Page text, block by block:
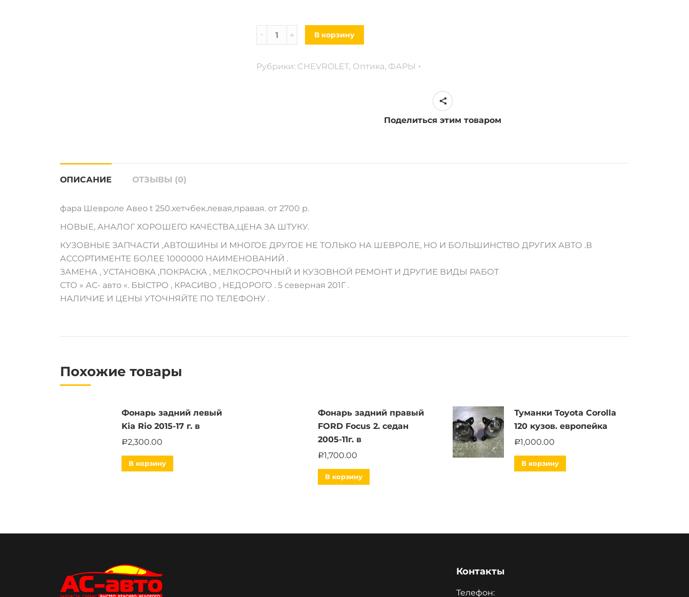
Фара
Chevrolet
t
В корзину
Рубрики: CHEVROLET, Оптика, ФАРЫ
Поделиться этим товаром
ОПИСАНИЕ ОТЗЫВЫ (0)
фара Шевроле Авео t 250.хетчбек.левая,правая. от 2700 р.
НОВЫЕ, АНАЛОГ ХОРОШЕГО КАЧЕСТВА,ЦЕНА ЗА ШТУКУ.
КУЗОВНЫЕ ЗАПЧАСТИ ,АВТОШИНЫ И МНОГОЕ ДРУГОЕ НЕ ТОЛЬКО НА ШЕВРОЛЕ, НО И БОЛЬШИНСТВО ДРУГИХ АВТО .В
АССОРТИМЕНТЕ БОЛЕЕ 1000000 НАИМЕНОВАНИЙ .
ЗАМЕНА , УСТАНОВКА ,ПОКРАСКА , МЕЛКОСРОЧНЫЙ И КУЗОВНОЙ РЕМОНТ И ДРУГИЕ ВИДЫ РАБОТ
СТО » АС- авто «. БЫСТРО , КРАСИВО , НЕДОРОГО . 5 северная 201Г .
НАЛИЧИЕ И ЦЕНЫ УТОЧНЯЙТЕ ПО ТЕЛЕФОНУ .
Похожие товары
Фонарь задний левый
Kia Rio 2015-17 г. в
Р2,300.00
В корзину
Фонарь задний правый
FORD Focus 2. седан
2005-11г. в
Р1,700.00
В корзину
Туманки Toyota Corolla
120 кузов. европейка
Р1,000.00
В корзину
Контакты
Телефон: